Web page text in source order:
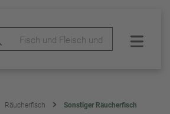
Räucherfisch Sonstiger Räucherfisch